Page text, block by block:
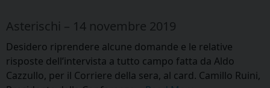
Asterischi – 14 novembre 2019
Desidero riprendere alcune domande e le relative
risposte dell’intervista a tutto campo fatta da Aldo
Cazzullo, per il Corriere della sera, al card. Camillo Ruini,